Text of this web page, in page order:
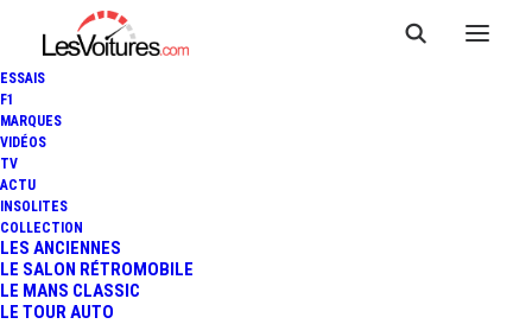
ESSAIS
F1
MARQUES
VIDÉOS
TV
ACTU
INSOLITES
COLLECTION
LES ANCIENNES
LE SALON RÉTROMOBILE
LE MANS CLASSIC
LE TOUR AUTO